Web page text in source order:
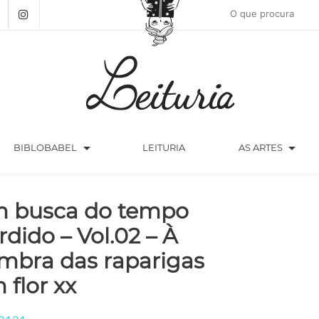
BIBLOBABEL arrow_drop_down LEITURIA AS ARTES arrow_drop_down
busca do tempo
– Vol.02 – À
das raparigas
flor xx